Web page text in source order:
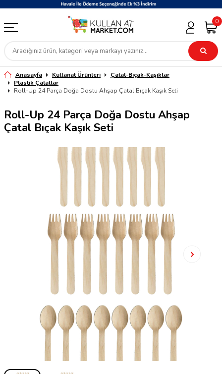
0
Anasayfa Kullanat Ürünleri
Çatal-Bıçak-Kaşıklar
Plastik Çatallar
Roll-Up 24 Parça Doğa Dostu Ahşap Çatal Bıçak Kaşık Seti
Roll-Up 24 Parça Doğa Dostu Ahşap
Çatal Bıçak Kaşık Seti